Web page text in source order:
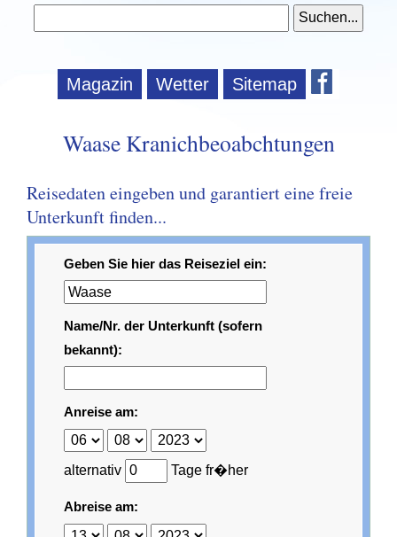
Magazin Wetter Sitemap
Waase Kranichbeoabchtungen
Reisedaten eingeben und garantiert eine freie
Unterkunft finden...
Geben Sie hier das Reiseziel ein:
Name/Nr. der Unterkunft (sofern
bekannt):
Anreise am:
alternativ Tage fr�her
Abreise am: